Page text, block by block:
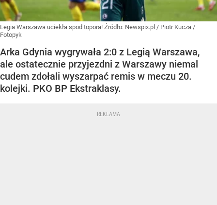
Legia Warszawa uciekła spod topora! Źródło: Newspix.pl / Piotr Kucza /
Fotopyk
Arka Gdynia wygrywała 2:0 z Legią Warszawa,
ale ostatecznie przyjezdni z Warszawy niemal
cudem zdołali wyszarpać remis w meczu 20.
kolejki. PKO BP Ekstraklasy.